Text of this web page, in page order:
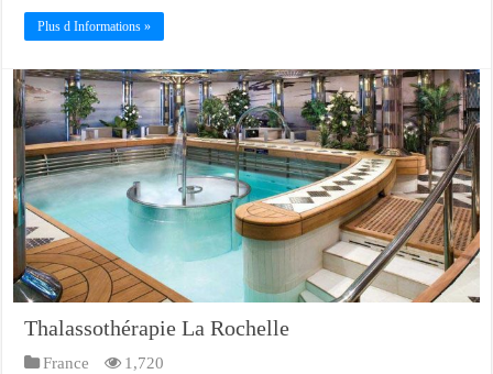
Plus d Informations »
Thalassothérapie La Rochelle
France 1,720